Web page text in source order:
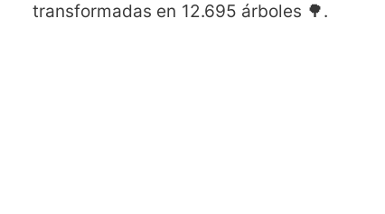
transformadas en 12.695 árboles 🌳.